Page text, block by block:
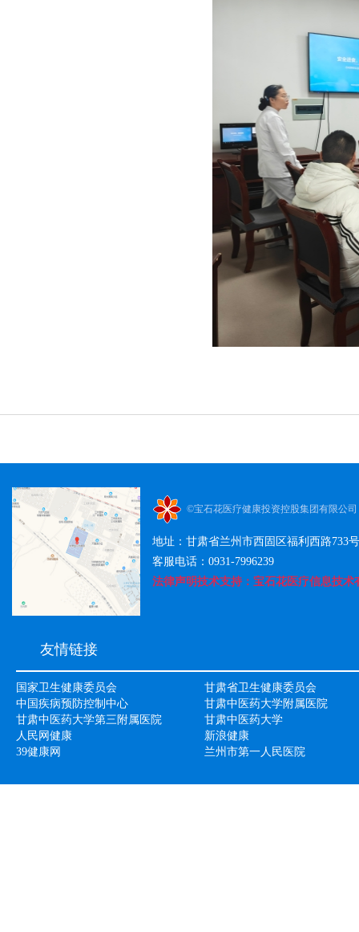
©宝石花医疗健康投资控股集团有限公
地址：甘肃省兰州市西固区福利西路733号
客服电话：0931-7996239
法律声明技术支持：宝石花医疗信息技术
友情链接
国家卫生健康委员会
甘肃省卫生健康委员会
中国疾病预防控制中心
甘肃中医药大学附属医院
甘肃中医药大学第三附属医院
甘肃中医药大学
人民网健康
新浪健康
39健康网
兰州市第一人民医院